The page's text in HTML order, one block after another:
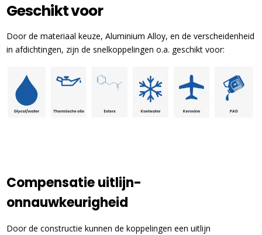
Geschikt voor
Door de materiaal keuze, Aluminium Alloy, en de verscheidenheid
in afdichtingen, zijn de snelkoppelingen o.a. geschikt voor:
Compensatie uitlijn-
onnauwkeurigheid
Door de constructie kunnen de koppelingen een uitlijn